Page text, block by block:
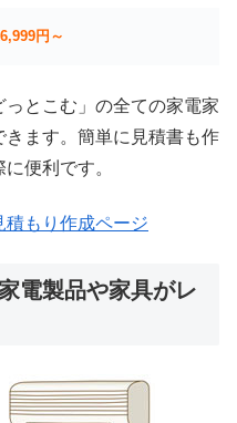
円～
とこむ」の全ての家電家
ます。簡単に見積書も作
便利です。
積もり作成ページ
電製品や家具がレ